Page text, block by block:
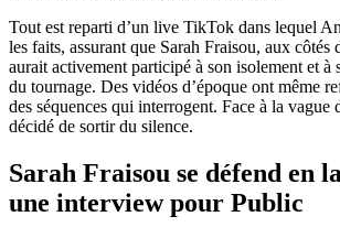
Tout est reparti d’un live TikTok dans lequel
les faits, assurant que Sarah Fraisou, aux côtés
aurait activement participé à son isolement et
du tournage. Des vidéos d’époque ont même
des séquences qui interrogent. Face à la vague
décidé de sortir du silence.
Sarah Fraisou se défend en
une interview pour Public